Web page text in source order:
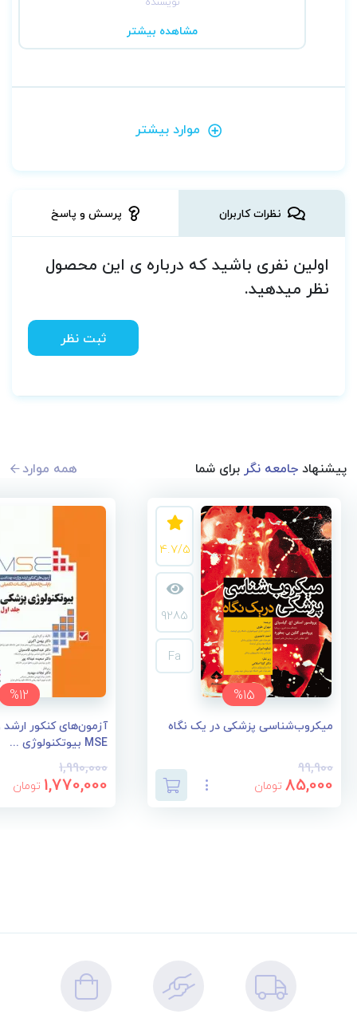
مشاهده بیشتر
موارد بیشتر
نظرات کاربران پرسش و پاسخ
اولین نفری باشید که درباره ی این محصول
نظر میدهید.
ثبت نظر
پیشنهادجامعه نگربرای شما همه موارد
%15
4.7/5
9285
Fa
میکروب‌شناسی پزشکی در یک نگاه
99,900
85,000 تومان
%12
آزمون‌های کنکور
MSE بیوتکنولوژی ...
1,990,000
1,770,000 تومان